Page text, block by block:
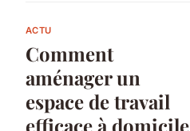
ACTU
Comment
aménager un
espace de travail
efficace à domicile